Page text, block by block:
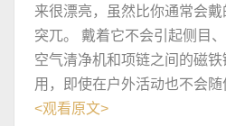
来很漂亮，虽然比你通常会
突兀。 戴着它不会引起侧目
空气清净机和项链之间的磁
用，即使在户外活动也不会随
<观看原文>